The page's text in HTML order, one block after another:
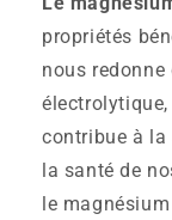
propriétés
nous
contribue à la
la santé de
le